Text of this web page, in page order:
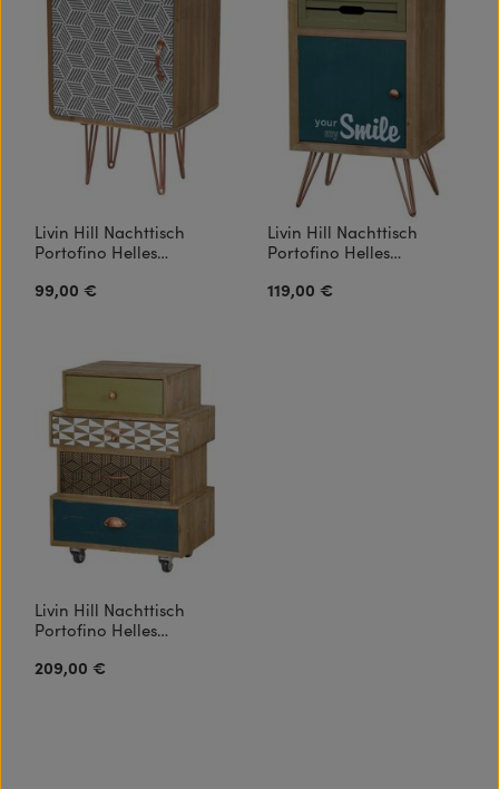
Livin Hill Nachttisch
Portofino Helles
Muster, Beine aus Kupfer
Regulärer Preis:
99,00 €
Livin Hill Nachttisch
Portofino Helles
Muster, Beine aus Kupfer
Regulärer Preis:
119,00 €
Livin Hill Nachttisch
Portofino Helles
Muster, Beine aus Kupfer
Regulärer Preis:
209,00 €